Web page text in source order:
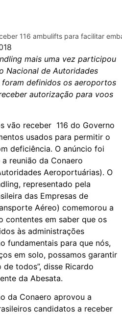
116 ambulifts para facilitar
mais uma vez participou
Nacional de Autoridades
definidos os aeroportos
autorização para voos
vão receber 116 do Governo
usados para permitir o
deficiência. O anúncio foi
reunião da Conaero
Aeroportuárias). O
representado pela
das Empresas de
Aéreo) comemorou a
contentes em saber que os
às administrações
fundamentais para que nós,
em solo, possamos garantir
todos”, disse Ricardo
da Abesata.
da Conaero aprovou a
candidatos a receber